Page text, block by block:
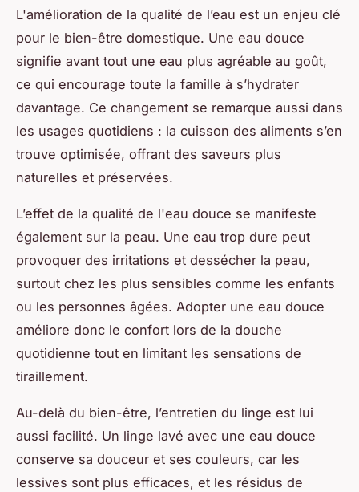
L'amélioration de la qualité de l’eau est un enjeu clé
pour le bien-être domestique. Une eau douce
signifie avant tout une eau plus agréable au goût,
ce qui encourage toute la famille à s’hydrater
davantage. Ce changement se remarque aussi dans
les usages quotidiens : la cuisson des aliments s’en
trouve optimisée, offrant des saveurs plus
naturelles et préservées.
L’effet de la qualité de l'eau douce se manifeste
également sur la peau. Une eau trop dure peut
provoquer des irritations et dessécher la peau,
surtout chez les plus sensibles comme les enfants
ou les personnes âgées. Adopter une eau douce
améliore donc le confort lors de la douche
quotidienne tout en limitant les sensations de
tiraillement.
Au-delà du bien-être, l’entretien du linge est lui
aussi facilité. Un linge lavé avec une eau douce
conserve sa douceur et ses couleurs, car les
lessives sont plus efficaces, et les résidus de